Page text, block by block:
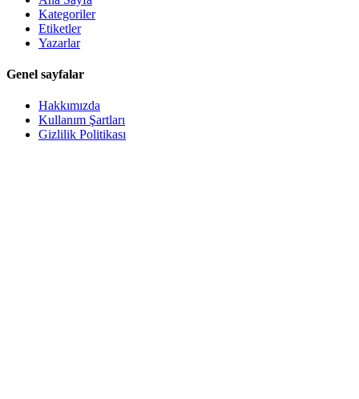
Kategoriler
Etiketler
Yazarlar
Genel sayfalar
Hakkımızda
Kullanım Şartları
Gizlilik Politikası